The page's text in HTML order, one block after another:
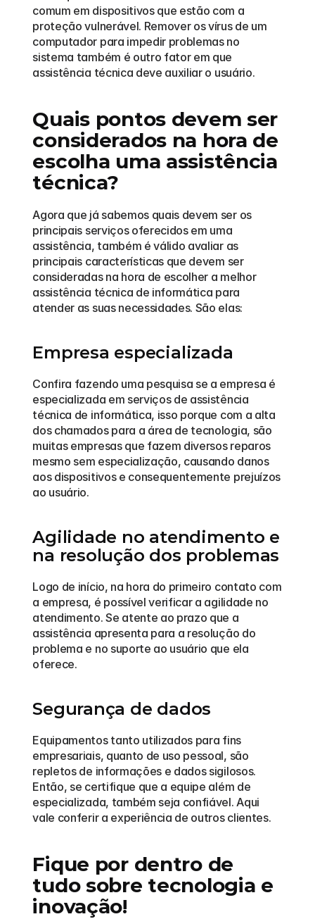
comum em dispositivos que estão com a
proteção vulnerável. Remover os vírus de um
computador para impedir problemas no
sistema também é outro fator em que
assistência técnica deve auxiliar o usuário.
Quais pontos devem ser
considerados na hora de
escolha uma assistência
técnica?
Agora que já sabemos quais devem ser os
principais serviços oferecidos em uma
assistência, também é válido avaliar as
principais características que devem ser
consideradas na hora de escolher a melhor
assistência técnica de informática para
atender as suas necessidades. São elas:
Empresa especializada
Confira fazendo uma pesquisa se a empresa é
especializada em serviços de assistência
técnica de informática, isso porque com a alta
dos chamados para a área de tecnologia, são
muitas empresas que fazem diversos reparos
mesmo sem especialização, causando danos
aos dispositivos e consequentemente prejuízos
ao usuário.
Agilidade no atendimento e
na resolução dos problemas
Logo de início, na hora do primeiro contato com
a empresa, é possível verificar a agilidade no
atendimento. Se atente ao prazo que a
assistência apresenta para a resolução do
problema e no suporte ao usuário que ela
oferece.
Segurança de dados
Equipamentos tanto utilizados para fins
empresariais, quanto de uso pessoal, são
repletos de informações e dados sigilosos.
Então, se certifique que a equipe além de
especializada, também seja confiável. Aqui
vale conferir a experiência de outros clientes.
Fique por dentro de
tudo sobre tecnologia e
inovação!